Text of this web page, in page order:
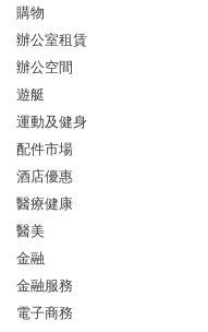
購物
辦公室租賃
辦公空間
遊艇
運動及健身
配件市場
酒店優惠
醫療健康
醫美
金融
金融服務
電子商務